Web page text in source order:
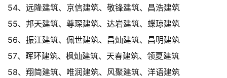
54、远隆建筑、京信建筑、敬锋建筑、昌浩建筑
55、邦天建筑、尊琛建筑、达岩建筑、蝶琼建筑
56、振江建筑、佩世建筑、昌灿建筑、昌明建筑
57、晖环建筑、枫灿建筑、天春建筑、领夏建筑
58、翔简建筑、唯润建筑、风聚建筑、洋语建筑